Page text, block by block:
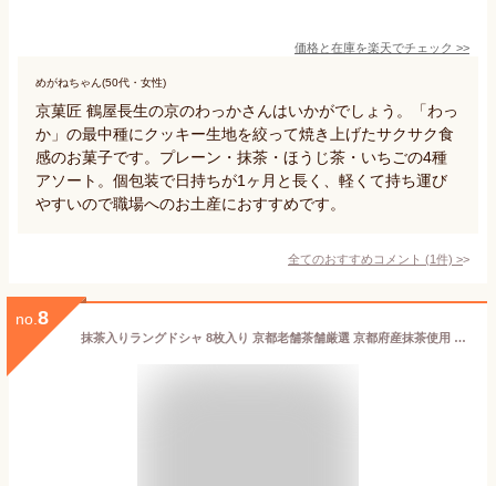
価格と在庫を楽天でチェック >>
めがねちゃん(50代・女性)
京菓匠 鶴屋長生の京のわっかさんはいかがでしょう。「わっ
か」の最中種にクッキー生地を絞って焼き上げたサクサク食
感のお菓子です。プレーン・抹茶・ほうじ茶・いちごの4種
アソート。個包装で日持ちが1ヶ月と長く、軽くて持ち運び
やすいので職場へのお土産におすすめです。
全てのおすすめコメント (1件) >
no. 8
抹茶入りラングドシャ 8枚入り 京都老舗茶舗厳選 京都府産抹茶使用 贈り物 手土産 ギフト お中元 お歳暮 ママ会に最適